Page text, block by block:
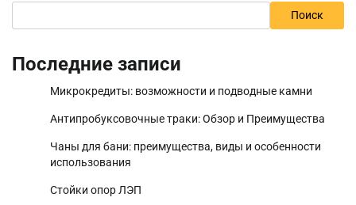
Поиск
Последние записи
Микрокредиты: возможности и подводные камни
Антипробуксовочные траки: Обзор и Преимущества
Чаны для бани: преимущества, виды и особенности
использования
Стойки опор ЛЭП